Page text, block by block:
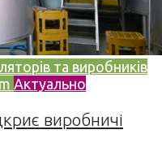
та виробників
Актуально
виробничі